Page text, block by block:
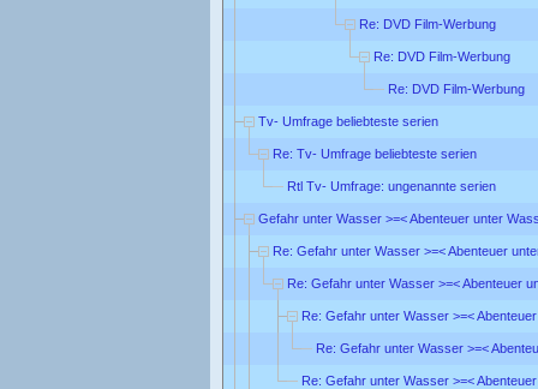
Re: DVD Film-Werbung
Re: DVD Film-Werbung
Re: DVD Film-Werbung
Tv- Umfrage beliebteste serien
Re: Tv- Umfrage beliebteste serien
Rtl Tv- Umfrage: ungenannte serien
Gefahr unter Wasser >=< Abenteuer unter
Re: Gefahr unter Wasser >=< Abenteuer
Re: Gefahr unter Wasser >=< Abenteuer
Re: Gefahr unter Wasser >=<
Re: Gefahr unter Wasser >=<
Re: Gefahr unter Wasser >=<